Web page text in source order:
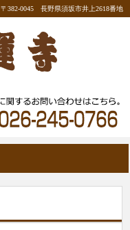
〒382-0045 長野県須坂市井上2618番地